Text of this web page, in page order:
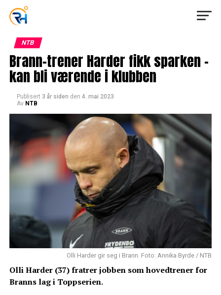
NTB
Brann-trener Harder fikk sparken –
kan bli værende i klubben
Publisert 3 år siden den 4. mai 2023
Av NTB
Olli Harder gir seg i Brann. Foto: Annika Byrde / NTB
Olli Harder (37) fratrer jobben som hovedtrener for
Branns lag i Toppserien.